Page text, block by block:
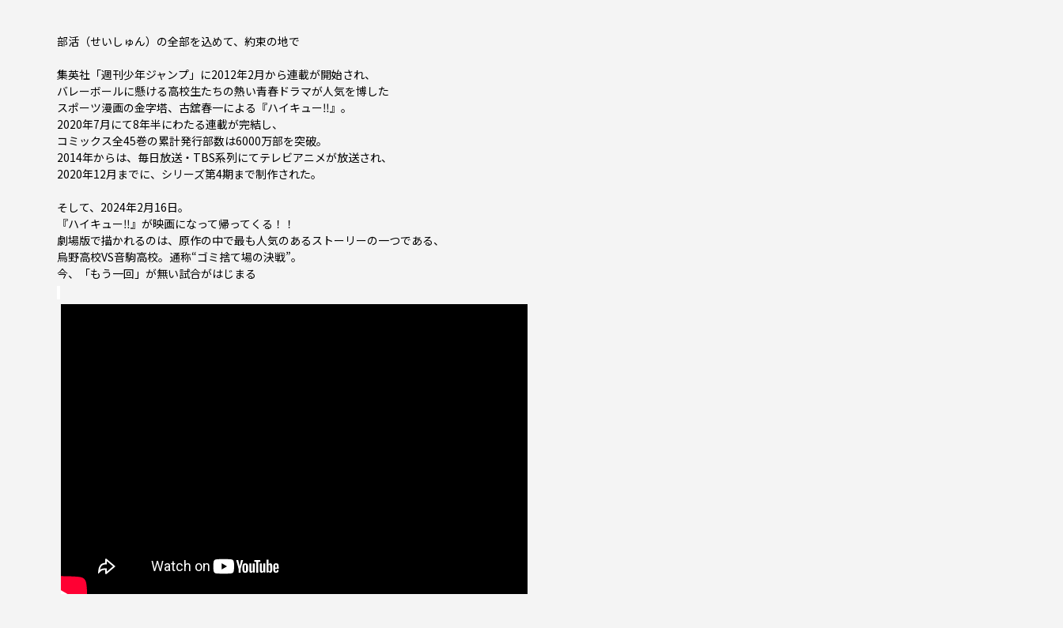
部活（せいしゅん）の全部を込めて、約束の地で―――
集英社「週刊少年ジャンプ」に2012年2月から連載が開始され、
バレーボールに懸ける高校生たちの熱い青春ドラマが人気を博した
スポーツ漫画の金字塔、古舘春一による『ハイキュー‼』。
2020年7月にて8年半にわたる連載が完結し、
コミックス全45巻の累計発行部数は6000万部を突破。
2014年からは、毎日放送・TBS系列にてテレビアニメが放送され、
2020年12月までに、シリーズ第4期まで制作された。
そして、2024年2月16日。
『ハイキュー‼』が映画になって帰ってくる！！
劇場版で描かれるのは、原作の中で最も人気のあるストーリーの一つである、
烏野高校VS音駒高校。通称“ゴミ捨て場の決戦”。
今、「もう一回」が無い試合がはじまる―――